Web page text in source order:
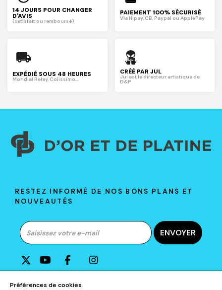
14 JOURS POUR CHANGER
D'AVIS
(satisfait ou remboursé)
PAIEMENT 100% SÉCURISÉ
Via Hipay, CB, Paypal ou ApplePay
EXPÉDIÉ SOUS 48 HEURES
Mondial Relay, Colissimo...
CRÉÉ PAR JUL
Jul est le directeur artistique de
D&P
RESTEZ INFORMÉ DE NOS BONS PLANS ET
NOUVEAUTÉS
ENVOYER
A PROPOS DE D&P
Préférences de cookies